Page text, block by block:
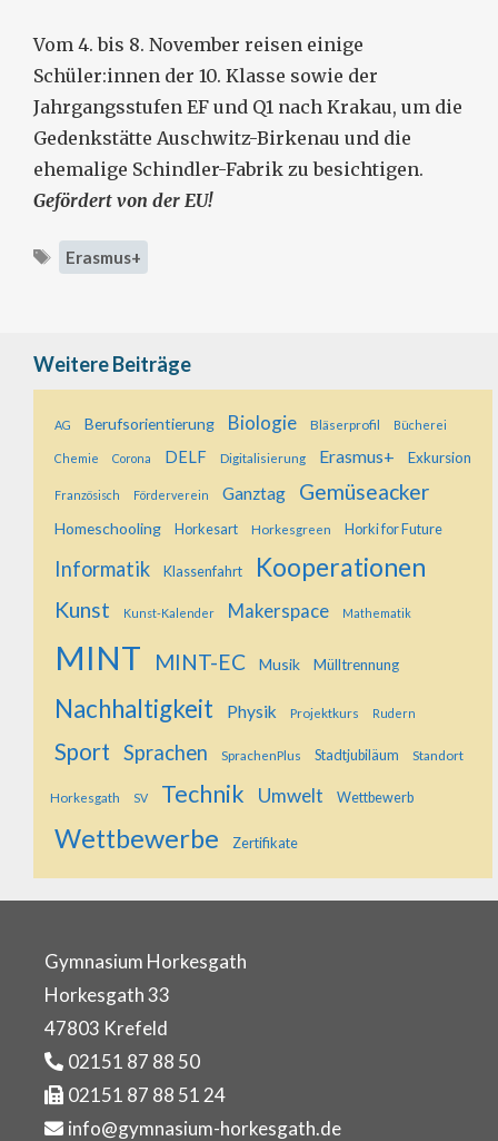
Vom 4. bis 8. November reisen einige
Schüler:innen der 10. Klasse sowie der
Jahrgangsstufen EF und Q1 nach Krakau, um die
Gedenkstätte Auschwitz-Birkenau und die
ehemalige Schindler-Fabrik zu besichtigen.
Gefördert von der EU!
Schlagwörter
Erasmus+
Weitere Beiträge
AG Berufsorientierung Biologie Bläserprofil Bücherei
Chemie Corona DELF Digitalisierung Erasmus+ Exkursion
Französisch Förderverein Ganztag Gemüseacker
Homeschooling Horkesart Horkesgreen Horki for Future
Informatik Klassenfahrt Kooperationen
Kunst Kunst-Kalender Makerspace Mathematik
MINT MINT-EC Musik Mülltrennung
Nachhaltigkeit Physik Projektkurs Rudern
Sport Sprachen SprachenPlus Stadtjubiläum Standort
Horkesgath SV Technik Umwelt Wettbewerb
Wettbewerbe Zertifikate
Gymnasium Horkesgath
Horkesgath 33
47803 Krefeld
02151 87 88 50
02151 87 88 51 24
info@gymnasium-horkesgath.de